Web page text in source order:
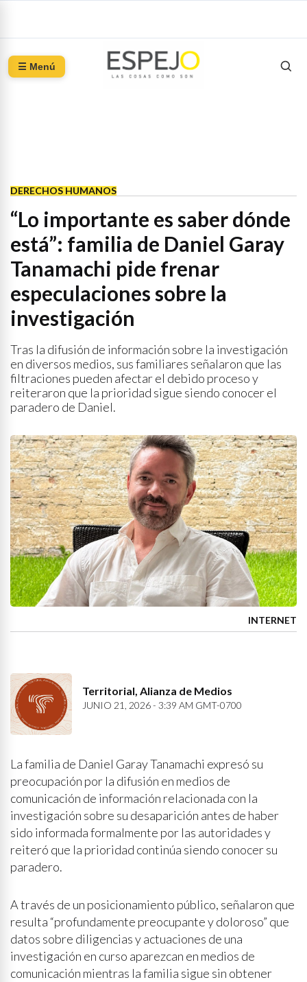
☰ Menú
DERECHOS HUMANOS
“Lo importante es saber dónde
está”: familia de Daniel Garay
Tanamachi pide frenar
especulaciones sobre la
investigación
Tras la difusión de información sobre la investigación
en diversos medios, sus familiares señalaron que las
filtraciones pueden afectar el debido proceso y
reiteraron que la prioridad sigue siendo conocer el
paradero de Daniel.
INTERNET
Territorial, Alianza de Medios
JUNIO 21, 2026 - 3:39 AM GMT-0700
La familia de Daniel Garay Tanamachi expresó su
preocupación por la difusión en medios de
comunicación de información relacionada con la
investigación sobre su desaparición antes de haber
sido informada formalmente por las autoridades y
reiteró que la prioridad continúa siendo conocer su
paradero.
A través de un posicionamiento público, señalaron que
resulta “profundamente preocupante y doloroso” que
datos sobre diligencias y actuaciones de una
investigación en curso aparezcan en medios de
comunicación mientras la familia sigue sin obtener